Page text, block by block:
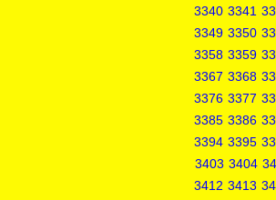
3340 3341
3349 3350
3358 3359
3367 3368
3376 3377
3385 3386
3394 3395
3403 3404
3412 3413